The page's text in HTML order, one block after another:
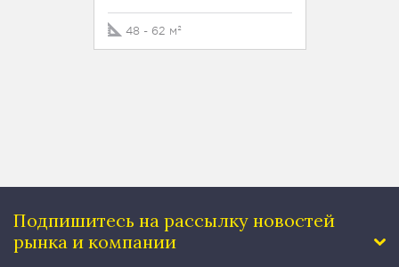
48 - 62 м²
Подпишитесь на рассылку новостей
рынка и компании